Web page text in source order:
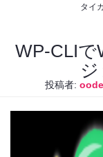
タイ
WP-CLIで
投稿者: oode